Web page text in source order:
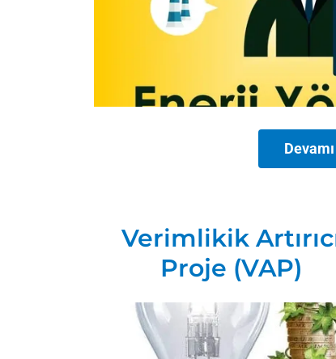
Devamı
Verimlikik
Proje (VAP)